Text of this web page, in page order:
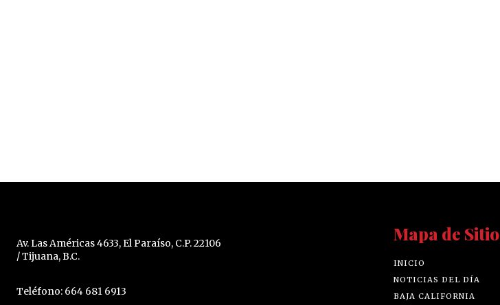
Av. Las Américas 4633, El Paraíso, C.P. 22106
/ Tijuana, B.C.
Teléfono: 664 681 6913
Mapa de Sitio
INICIO
NOTICIAS DEL DÍA
BAJA CALIFORNIA